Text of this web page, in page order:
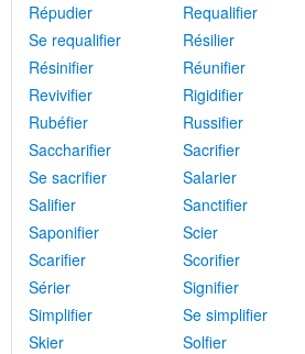
Répudier
Requalifier
Se requalifier
Résilier
Résinifier
Réunifier
Revivifier
Rigidifier
Rubéfier
Russifier
Saccharifier
Sacrifier
Se sacrifier
Salarier
Salifier
Sanctifier
Saponifier
Scier
Scarifier
Scorifier
Sérier
Signifier
Simplifier
Se simplifier
Skier
Solfier